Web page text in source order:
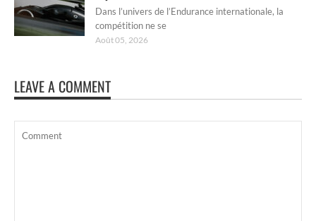
Dans l’univers de l’Endurance internationale, la
compétition ne se
Août 05, 2026
LEAVE A COMMENT